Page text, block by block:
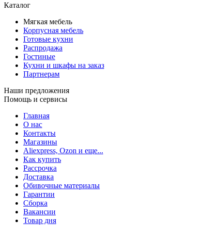
Каталог
Мягкая мебель
Корпусная мебель
Готовые кухни
Распродажа
Гостиные
Кухни и шкафы на заказ
Партнерам
Наши предложения
Помощь и сервисы
Главная
О нас
Контакты
Магазины
Aliexpress, Ozon и еще...
Как купить
Рассрочка
Доставка
Обивочные материалы
Гарантии
Сборка
Вакансии
Товар дня